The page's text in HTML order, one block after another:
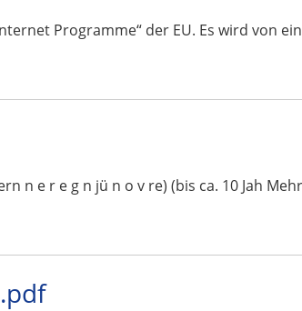
Programme“ der EU. Es wird von
n e r e g n jü n o v re) (bis ca. 10 Jah